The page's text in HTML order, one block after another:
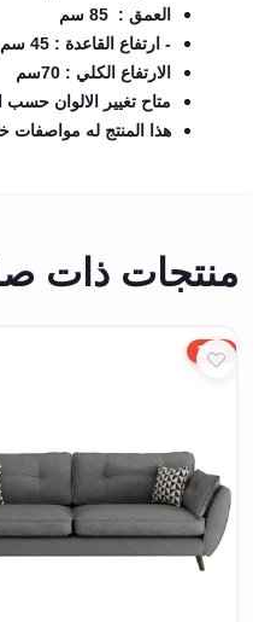
الآن
العمق : 85 سم
- ارتفاع القاعدة : 45 سم
الارتفاع الكلي : 70سم
متاح تغيير الالوان
هذا المنتج له
منتجات ذات
15%